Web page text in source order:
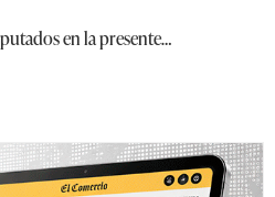
en la presente…